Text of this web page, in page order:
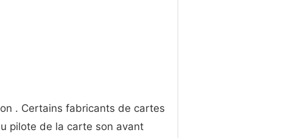
. Certains fabricants de cartes
pilote de la carte son avant